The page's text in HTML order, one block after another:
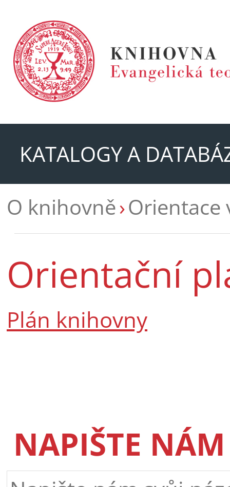
KATALOGY A
O knihovně Orientace
Orientační
Plán knihovny
NAPIŠTE NÁM